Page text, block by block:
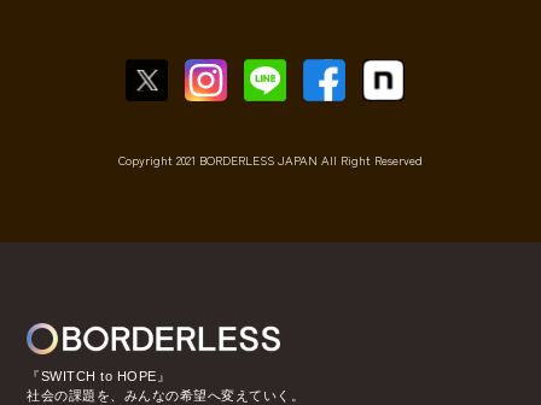
Copyright 2021 BORDERLESS JAPAN All Right Reserved
『SWITCH to HOPE』
社会の課題を、みんなの希望へ変えていく。